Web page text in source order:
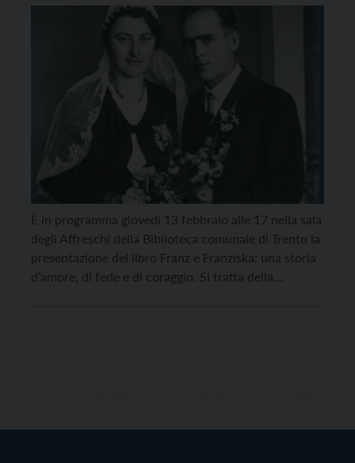
Jägerstätter
È in programma giovedì 13 febbraio alle 17 nella sala
degli Affreschi della Biblioteca comunale di Trento la
presentazione del libro Franz e Franziska: una storia
d’amore, di fede e di coraggio. Si tratta della